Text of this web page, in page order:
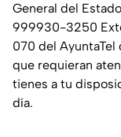
General del
999930-3250
070 del AyuntaTel
que requieran
tienes a tu
día.